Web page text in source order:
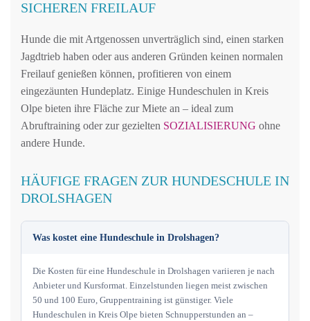
SICHEREN FREILAUF
Hunde die mit Artgenossen unverträglich sind, einen starken
Jagdtrieb haben oder aus anderen Gründen keinen normalen
Freilauf genießen können, profitieren von einem
eingezäunten Hundeplatz. Einige Hundeschulen in Kreis
Olpe bieten ihre Fläche zur Miete an – ideal zum
Abruftraining oder zur gezielten SOZIALISIERUNG ohne
andere Hunde.
HÄUFIGE FRAGEN ZUR HUNDESCHULE IN
DROLSHAGEN
Was kostet eine Hundeschule in Drolshagen?
Die Kosten für eine Hundeschule in Drolshagen variieren je nach
Anbieter und Kursformat. Einzelstunden liegen meist zwischen
50 und 100 Euro, Gruppentraining ist günstiger. Viele
Hundeschulen in Kreis Olpe bieten Schnupperstunden an –